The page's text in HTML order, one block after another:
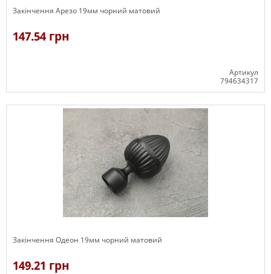
Закінчення Арезо 19мм чорний матовий
147.54 грн
Артикул
794634317
Закінчення Одеон 19мм чорний матовий
149.21 грн